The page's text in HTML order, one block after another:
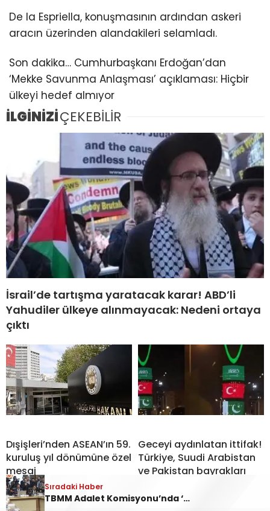
De la Espriella, konuşmasının ardından askeri
aracın üzerinden alandakileri selamladı.
Son dakika… Cumhurbaşkanı Erdoğan’dan
‘Mekke Savunma Anlaşması’ açıklaması: Hiçbir
ülkeyi hedef almıyor
İLGİNİZİÇEKEBİLİR
İsrail’de tartışma yaratacak karar! ABD’li
Yahudiler ülkeye alınmayacak: Nedeni ortaya
çıktı
Dışişleri’nden ASEAN’ın 59.
kuruluş yıl dönümüne özel
mesaj
Geceyi aydınlatan ittifak!
Türkiye, Suudi Arabistan
ve Pakistan bayrakları
Sıradaki Haber
TBMM Adalet Komisyonu’nda ‘Çerçeve yasa’ görüşmeleri… ‘Bu teklif, genel af değildir’